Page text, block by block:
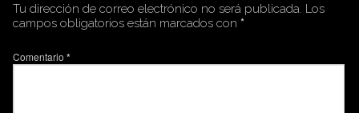
Tu dirección de correo electrónico no será publicada. Los
campos obligatorios están marcados con *
Comentario *